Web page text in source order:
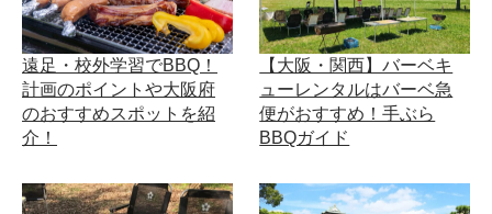
遠足・校外学習でBBQ！
計画のポイントや大阪府
のおすすめスポットを紹
介！
【大阪・関西】バーベキ
ューレンタルはバーベ急
便がおすすめ！手ぶら
BBQガイド